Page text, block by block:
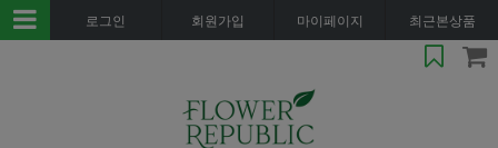
로그인 회원가입 마이페이지 최근본상품